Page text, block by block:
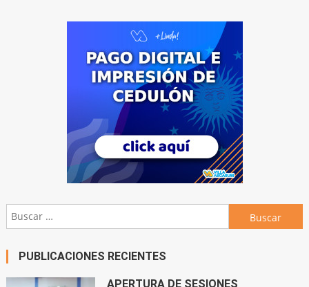
Buscar:
PUBLICACIONES RECIENTES
APERTURA DE SESIONES